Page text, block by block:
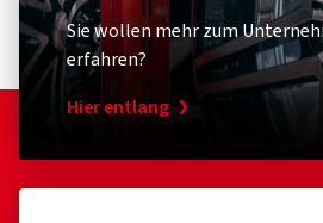
Sie wollen mehr zum
erfahren?
Hier entlang